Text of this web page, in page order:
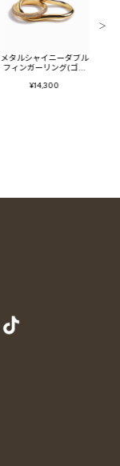
メタルシャイニーダブル
フィンガーリング(ゴー
¥14,300
＞